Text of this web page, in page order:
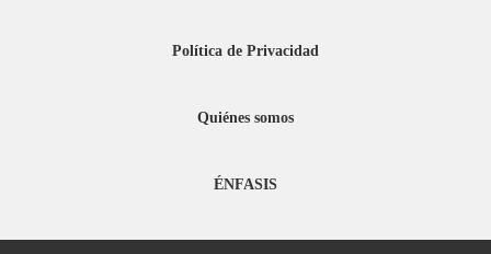
Política de Privacidad
Quiénes somos
ÉNFASIS